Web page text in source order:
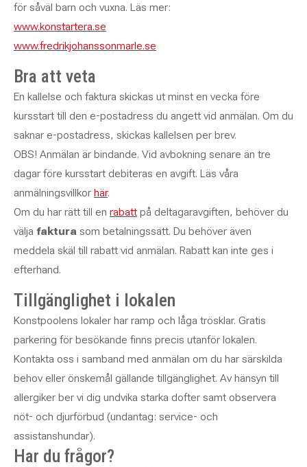
för såväl barn och vuxna. Läs mer:
www.konstartera.se
www.fredrikjohanssonmarle.se
Bra att veta
En kallelse och faktura skickas ut minst en vecka före
kursstart till den e-postadress du angett vid anmälan. Om du
saknar e-postadress, skickas kallelsen per brev.
OBS! Anmälan är bindande. Vid avbokning senare än tre
dagar före kursstart debiteras en avgift. Läs våra
anmälningsvillkor här.
Om du har rätt till en rabatt på deltagaravgiften, behöver du
välja faktura som betalningssätt. Du behöver även
meddela skäl till rabatt vid anmälan. Rabatt kan inte ges i
efterhand.
Tillgänglighet i lokalen
Konstpoolens lokaler har ramp och låga trösklar. Gratis
parkering för besökande finns precis utanför lokalen.
Kontakta oss i samband med anmälan om du har särskilda
behov eller önskemål gällande tillgänglighet. Av hänsyn till
allergiker ber vi dig undvika starka dofter samt observera
nöt- och djurförbud (undantag: service- och
assistanshundar).
Har du frågor?